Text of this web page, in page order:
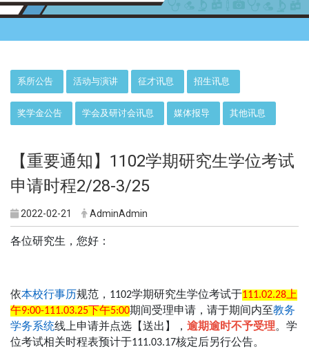
系所公告 活动与演讲 征才讯息 招生讯息
奖学金公告 学会及研讨会讯息 媒体报导 其他讯息
【重要通知】1102学期研究生学位考试
申请时程2/28-3/25
2022-02-21 AdminAdmin
各位研究生，您好：
依本校行事历规范， 1102学期研究生学位考试于111.02.28 上
午9:00-111.03.25下午5:00期间受理申请，请于期间内至教务
学务系统线上申请并点选【送出】， 逾期逾时不予受理。学
位考试相关时程表预计于111.03.17核定后另行公告。